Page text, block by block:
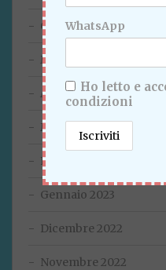
Giugno 2023
Maggio 2023
Aprile 2023
Marzo 2023
Febbraio 2023
Gennaio 2023
Dicembre 2022
Novembre 2022
WhatsApp
Ho letto e
condizioni